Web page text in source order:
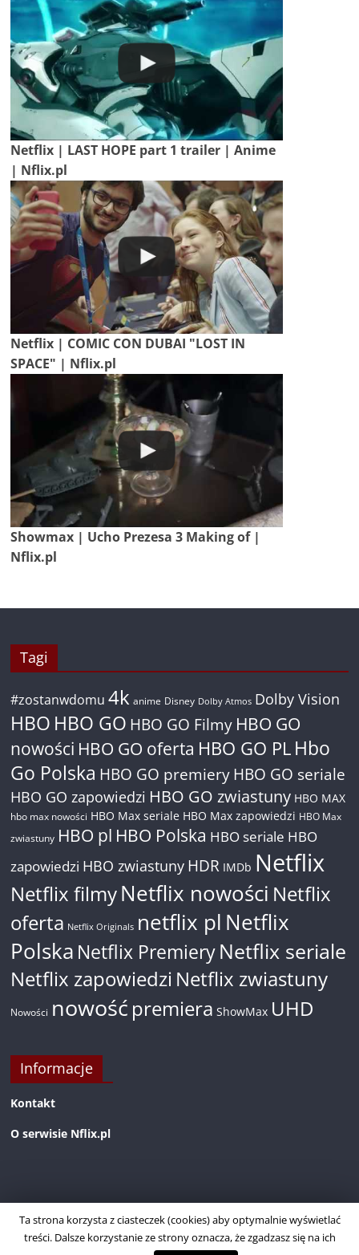
Netflix | LAST HOPE part 1 trailer | Anime
| Nflix.pl
Netflix | COMIC CON DUBAI "LOST IN
SPACE" | Nflix.pl
Showmax | Ucho Prezesa 3 Making of |
Nflix.pl
Tagi
#zostanwdomu 4k anime Disney Dolby Atmos Dolby Vision
HBO HBO GO HBO GO Filmy HBO GO
nowości HBO GO oferta HBO GO PL Hbo
Go Polska HBO GO premiery HBO GO seriale
HBO GO zapowiedzi HBO GO zwiastuny HBO MAX
hbo max nowości HBO Max seriale HBO Max zapowiedzi HBO Max
zwiastuny HBO pl HBO Polska HBO seriale HBO
zapowiedzi HBO zwiastuny HDR IMDb Netflix
Netflix filmyNetflix nowości Netflix
oferta Netflix Originals netflix pl Netflix
Polska Netflix PremieryNetflix seriale
Netflix zapowiedzi Netflix zwiastuny
Nowości nowość premiera ShowMax UHD
Informacje
Kontakt
O serwisie Nflix.pl
Ta strona korzysta z ciasteczek (cookies) aby optymalnie wyświetlać
treści. Dalsze korzystanie ze strony oznacza, że zgadzasz się na ich